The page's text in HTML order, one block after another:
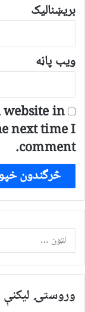
بریښنالیک
ویب پاڼه
website in
next time I
comment.
وروستۍ ليکنې